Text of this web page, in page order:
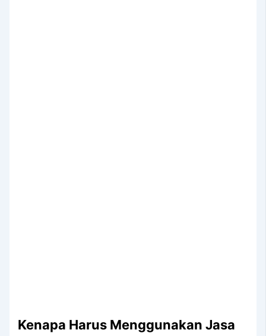
Kenapa Hаruѕ Menggunakan Jasa